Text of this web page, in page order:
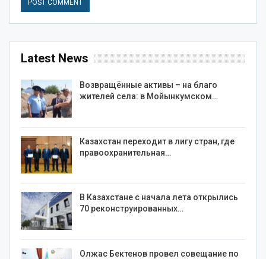
Latest News
Возвращённые активы – на благо
жителей села: в Мойынкумском…
Казахстан переходит в лигу стран, где
правоохранительная…
В Казахстане с начала лета открылись
70 реконструированных…
Олжас Бектенов провел совещание по